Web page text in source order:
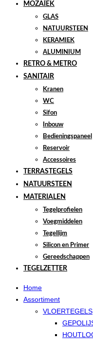
MOZAÏEK
GLAS
NATUURSTEEN
KERAMIEK
ALUMINIUM
RETRO & METRO
SANITAIR
Kranen
WC
Sifon
Inbouw
Bedieningspaneel
Reservoir
Accessoires
TERRASTEGELS
NATUURSTEEN
MATERIALEN
Tegelprofielen
Voegmiddelen
Tegellijm
Silicon en Primer
Gereedschappen
TEGELZETTER
Home
Assortiment
VLOERTEGELS